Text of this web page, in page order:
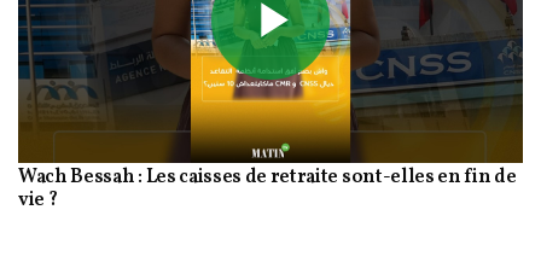
Play
Video
Wach Bessah : Les caisses de retraite sont-elles en fin de
vie ?